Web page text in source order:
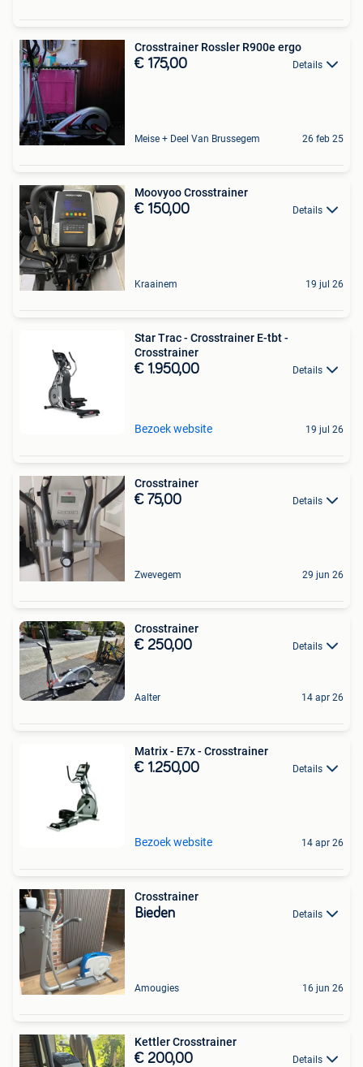
Crosstrainer Rossler R900e ergo
€ 175,00 Details
Meise + Deel Van Brussegem 26 feb 25
Moovyoo Crosstrainer
€ 150,00 Details
Kraainem 19 jul 26
Star Trac - Crosstrainer E-tbt -
Crosstrainer
€ 1.950,00 Details
Bezoek website 19 jul 26
Crosstrainer
€ 75,00 Details
Zwevegem 29 jun 26
Crosstrainer
€ 250,00 Details
Aalter 14 apr 26
Matrix - E7x - Crosstrainer
€ 1.250,00 Details
Bezoek website 14 apr 26
Crosstrainer
Bieden Details
Amougies 16 jun 26
Kettler Crosstrainer
€ 200,00 Details